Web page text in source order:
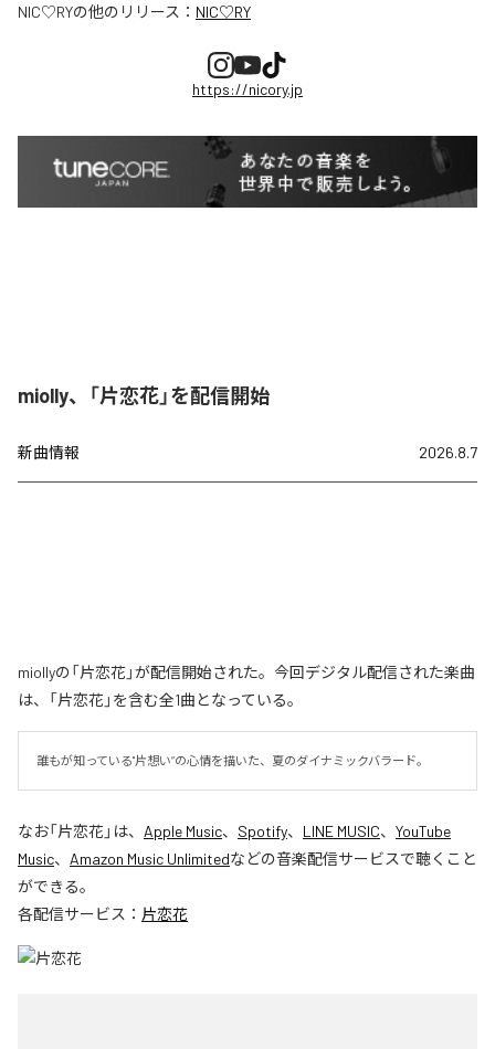
NIC♡RYの他のリリース： NIC♡RY
https://nicory.jp
miolly、「片恋花」を配信開始
新曲情報 2026.8.7
miollyの「片恋花」が配信開始された。今回デジタル配信された楽曲
は、「片恋花」を含む全1曲となっている。
誰もが知っている"片想い”の心情を描いた、夏のダイナミックバラード。
なお「片恋花」は、 Apple Music、 Spotify、 LINE MUSIC、 YouTube
Music、 Amazon Music Unlimitedなどの音楽配信サービスで聴くこと
ができる。
各配信サービス： 片恋花